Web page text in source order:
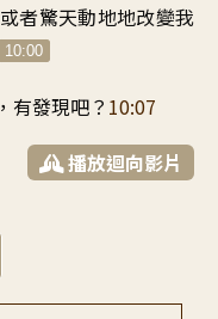
或者驚天動地地改變我
10:00
， 有發現吧？ 10:07
播放迴向影片